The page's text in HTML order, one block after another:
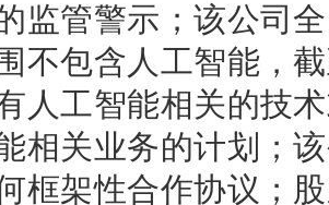
监管警示；该公司
不包含人工智能，
人工智能相关的技
相关业务的计划；
框架性合作协议；